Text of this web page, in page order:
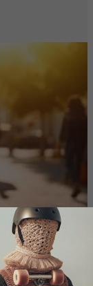
de